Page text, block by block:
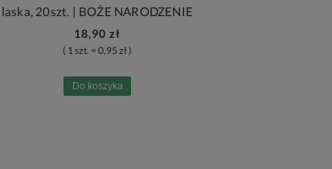
laska, 20szt. | BOŻE NARODZENIE
18,90 zł
( 1 szt. = 0,95 zł )
Do koszyka